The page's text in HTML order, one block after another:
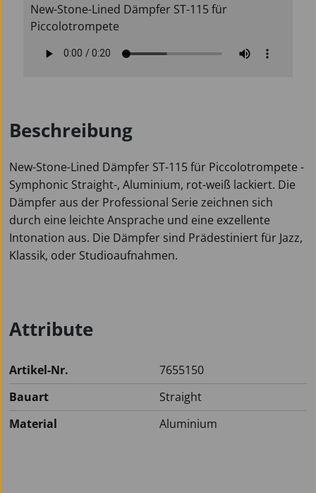
New-Stone-Lined Dämpfer ST-115 für
Piccolotrompete
Beschreibung
New-Stone-Lined Dämpfer ST-115 für Piccolotrompete -
Symphonic Straight-, Aluminium, rot-weiß lackiert. Die
Dämpfer aus der Professional Serie zeichnen sich
durch eine leichte Ansprache und eine exzellente
Intonation aus. Die Dämpfer sind Prädestiniert für Jazz,
Klassik, oder Studioaufnahmen.
Attribute
Artikel-Nr.
7655150
Bauart
Straight
Material
Aluminium